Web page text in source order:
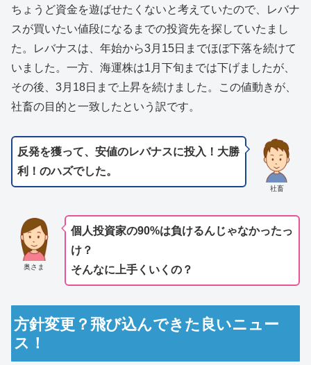
ちょうど資金を遊ばせたくないと考えていたので、レバナ
スが買いたい値段になるまでの投資先を探していたまし
た。レバナスは、年始から3月15日までほぼ下落を続けて
いました。一方、海運株は1月下旬までは下げましたが、
その後、3月18日まで上昇を続けました。この値動きが、
社畜の目的と一致したという訳です。
社畜
反発を獲って、安値のレバナスに投入！大勝
利！のハズでした。
奥さま
個人投資家の90%は負けるんじゃなかったっ
け？
そんなに上手くいくの？
方針変更？飛び込んできた良いニュー
ス！